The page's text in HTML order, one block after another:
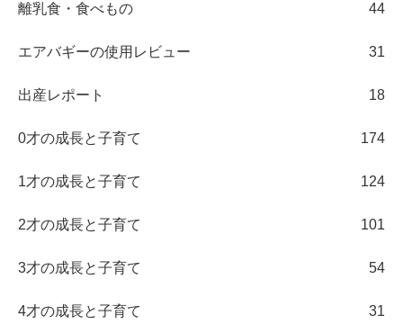
離乳食・食べもの 44
エアバギーの使用レビュー 31
出産レポート 18
0才の成長と子育て 174
1才の成長と子育て 124
2才の成長と子育て 101
3才の成長と子育て 54
4才の成長と子育て 31